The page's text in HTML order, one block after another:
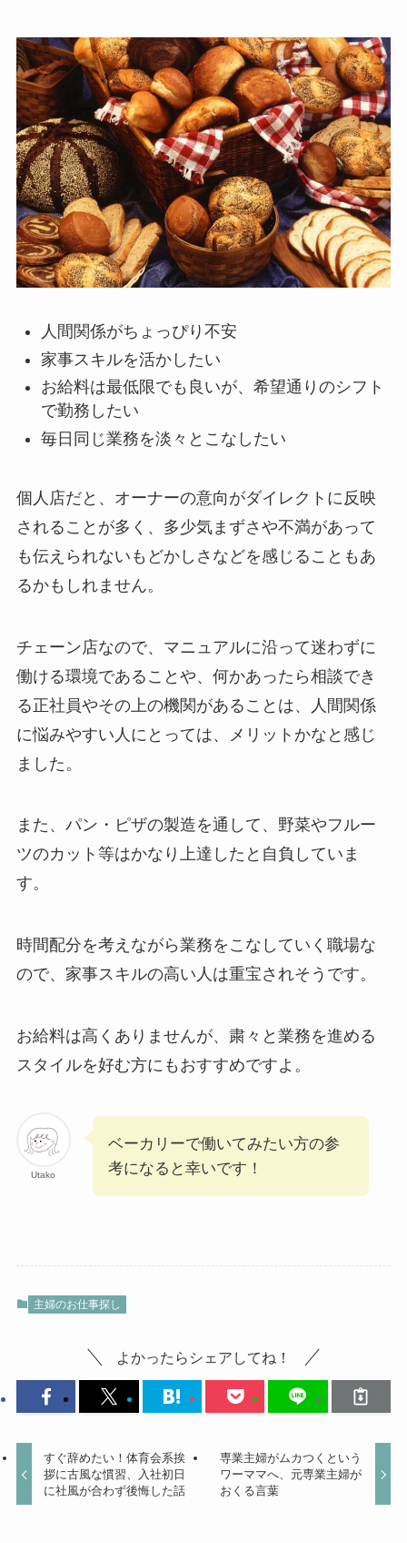
人間関係がちょっぴり不安
家事スキルを活かしたい
お給料は最低限でも良いが、希望通りのシフト
で勤務したい
毎日同じ業務を淡々とこなしたい
個人店だと、オーナーの意向がダイレクトに反映
されることが多く、多少気まずさや不満があって
も伝えられないもどかしさなどを感じることもあ
るかもしれません。
チェーン店なので、マニュアルに沿って迷わずに
働ける環境であることや、何かあったら相談でき
る正社員やその上の機関があることは、人間関係
に悩みやすい人にとっては、メリットかなと感じ
ました。
また、パン・ピザの製造を通して、野菜やフルー
ツのカット等はかなり上達したと自負していま
す。
時間配分を考えながら業務をこなしていく職場な
ので、家事スキルの高い人は重宝されそうです。
お給料は高くありませんが、粛々と業務を進める
スタイルを好む方にもおすすめですよ。
Utako
ベーカリーで働いてみたい方の参
考になると幸いです！
主婦のお仕事探し
よかったらシェアしてね！
すぐ辞めたい！体育会系挨
拶に古風な慣習、入社初日
に社風が合わず後悔した話
専業主婦がムカつくという
ワーママへ、元専業主婦が
おくる言葉